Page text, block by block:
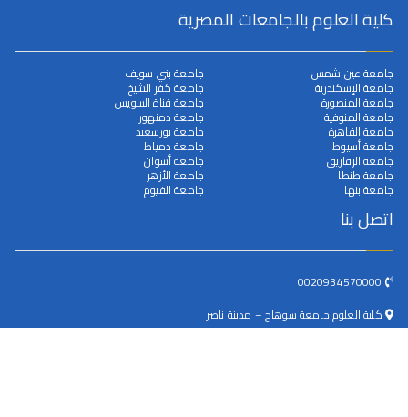
كلية العلوم بالجامعات المصرية
جامعة عين شمس
جامعة الإسكندرية
جامعة المنصورة
جامعة المنوفية
جامعة القاهرة
جامعة أسيوط
جامعة الزقازيق
جامعة طنطا
جامعة بنها
جامعة بني سويف
جامعة كفر الشيخ
جامعة قناة السويس
جامعة دمنهور
جامعة بورسعيد
جامعة دمياط
جامعة أسوان
جامعة الأزهر
جامعة الفيوم
اتصل بنا
كلية العلوم جامعة سوهاج – مدينة ناصر